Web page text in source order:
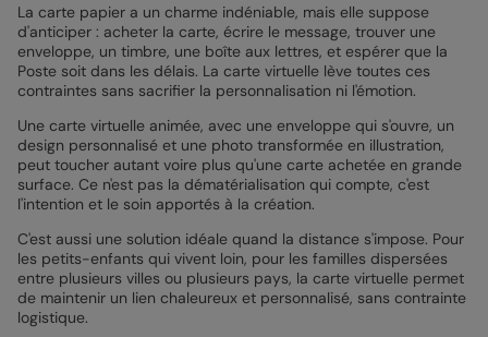
La carte papier a un charme indéniable, mais elle suppose
d'anticiper : acheter la carte, écrire le message, trouver une
enveloppe, un timbre, une boîte aux lettres, et espérer que la
Poste soit dans les délais. La carte virtuelle lève toutes ces
contraintes sans sacrifier la personnalisation ni l'émotion.
Une carte virtuelle animée, avec une enveloppe qui s'ouvre, un
design personnalisé et une photo transformée en illustration,
peut toucher autant voire plus qu'une carte achetée en grande
surface. Ce n'est pas la dématérialisation qui compte, c'est
l'intention et le soin apportés à la création.
C'est aussi une solution idéale quand la distance s'impose. Pour
les petits-enfants qui vivent loin, pour les familles dispersées
entre plusieurs villes ou plusieurs pays, la carte virtuelle permet
de maintenir un lien chaleureux et personnalisé, sans contrainte
logistique.